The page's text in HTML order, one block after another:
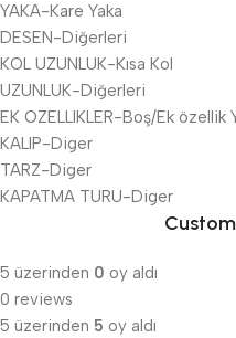
YAKA-Kare Yaka
DESEN-Diğerleri
KOL UZUNLUK-Kısa Kol
UZUNLUK-Diğerleri
EK OZELLIKLER-Boş/Ek özellik
KALIP-Diger
TARZ-Diger
KAPATMA TURU-Diger
5 üzerinden 0 oy aldı
0 reviews
5 üzerinden 5 oy aldı